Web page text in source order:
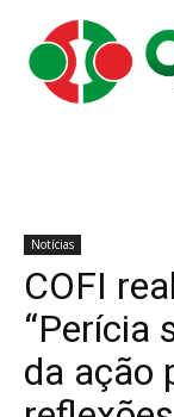
Notícias
COFI
“Perícia
da ação